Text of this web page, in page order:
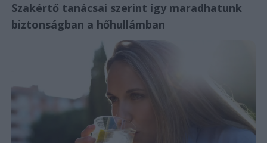
Szakértő tanácsai szerint így maradhatunk
biztonságban a hőhullámban